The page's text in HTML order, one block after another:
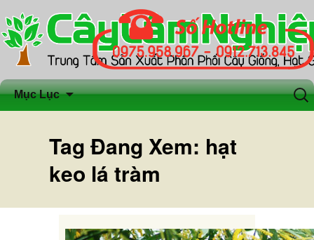
Mục Lục
Chuyển
dung
Tìm
kiếm
Tag Đang Xem: hạt
keo lá tràm